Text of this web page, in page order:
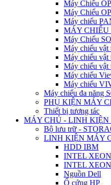
Máy Chiếu
Máy Chiếu
Máy chiếu
MÁY CHIẾU
Máy Chiếu
Máy chiếu
Máy chiếu
Máy chiếu
Máy chiếu
Máy chiếu
Máy chiếu đa năng
PHỤ KIỆN MÁY
Thiết bị tương tác
MÁY CHỦ - LINH
Bộ lưu trữ -
LINH KIỆN MÁY
HDD IBM
INTEL
INTEL
Nguồn Dell
Ổ cứng HP